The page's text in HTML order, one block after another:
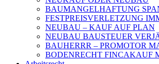
BAUMANGELHAFTUNG
FESTPREISVERLETZUNG
NEUBAU – KAUF AUF PLAN
NEUBAU BAUSTEUER
BAUHERRR – PROMOTOR
BODENRECHT FINCAKAUF